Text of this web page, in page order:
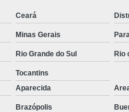
Rastreador Gps para
para Caminhão Via
Rastreador Via Satélite
Sistema de Rastreamento
Especializada em
Ceará
Minas Gerais
Rio Grande do Sul Rio
Tocantins
Aparecida
Brazópolis